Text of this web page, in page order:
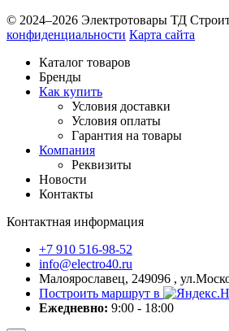
© 2024–2026 Электротовары ТД
конфиденциальности Карта сайта
Каталог товаров
Бренды
Как купить
Условия доставки
Условия оплаты
Гарантия на товары
Компания
Реквизиты
Новости
Контакты
Контактная информация
+7 910 516-98-52
info@electro40.ru
Малоярославец, 249096 ,
Построить маршрут в
Ежедневно: 9:00 - 18:00